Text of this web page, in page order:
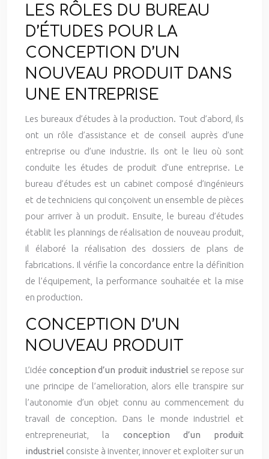
LES RÔLES DU BUREAU
D’ÉTUDES POUR LA
CONCEPTION D’UN
NOUVEAU PRODUIT DANS
UNE ENTREPRISE
Les bureaux d’études à la production. Tout d’abord, ils
ont un rôle d’assistance et de conseil auprès d’une
entreprise ou d’une industrie. Ils ont le lieu où sont
conduite les études de produit d’une entreprise. Le
bureau d’études est un cabinet composé d’ingénieurs
et de techniciens qui conçoivent un ensemble de pièces
pour arriver à un produit. Ensuite, le bureau d’études
établit les plannings de réalisation de nouveau produit,
il élaboré la réalisation des dossiers de plans de
fabrications. Il vérifie la concordance entre la définition
de l’équipement, la performance souhaitée et la mise
en production.
CONCEPTION D’UN
NOUVEAU PRODUIT
L’idée conception d’un produit industriel se repose sur
une principe de l’amelioration, alors elle transpire sur
l’autonomie d’un objet connu au commencement du
travail de conception. Dans le monde industriel et
entrepreneuriat, la conception d’un produit
industriel consiste à inventer, innover et exploiter sur un